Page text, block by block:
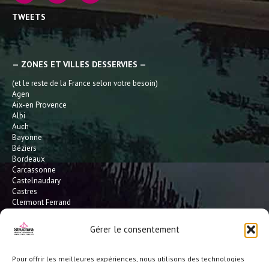
Gérer le consentement
Pour offrir les meilleures expériences, nous utilisons des technologies
TWEETS
— ZONES ET VILLES DESSERVIES —
(et le reste de la France selon votre besoin)
Agen
Aix-en Provence
Albi
Auch
Bayonne
Béziers
Bordeaux
Carcassonne
Castelnaudary
Castres
Clermont Ferrand
Gaillac
Hossegor
Limoges